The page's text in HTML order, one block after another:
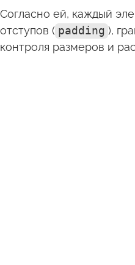
Согласно ей, каждый
отступов ( padding ),
контроля размеров и